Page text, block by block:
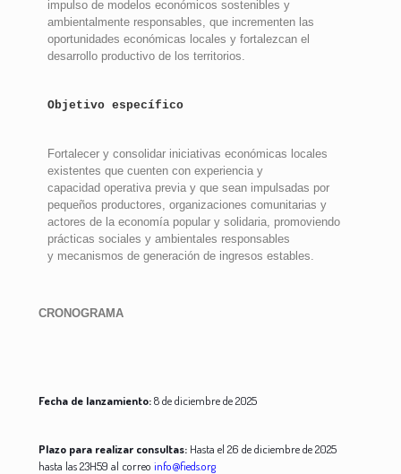
impulso de modelos económicos sostenibles y
ambientalmente responsables, que incrementen las
oportunidades económicas locales y fortalezcan el
desarrollo productivo de los territorios.
Objetivo específico
Fortalecer y consolidar iniciativas económicas locales
existentes que cuenten con experiencia y
capacidad operativa previa y que sean impulsadas por
pequeños productores, organizaciones comunitarias y
actores de la economía popular y solidaria, promoviendo
prácticas sociales y ambientales responsables
y mecanismos de generación de ingresos estables.
CRONOGRAMA
Fecha de lanzamiento:8 de diciembre de 2025
Plazo para realizar consultas: Hasta el 26 de diciembre de 2025
hasta las 23H59 al correo info@fieds.org